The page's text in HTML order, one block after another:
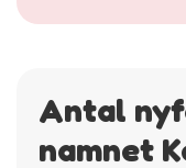
Antal
namnet